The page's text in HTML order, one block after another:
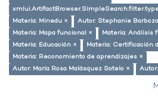
Materia: Minedu ×
Autor: Stephanie
Materia: Mapa funcional ×
Materia: Análisis
Materia: Educación ×
Materia: Certificación
Materia: Reconomiento de aprendizajes ×
Autor: María Rosa Malásquez Sotelo ×